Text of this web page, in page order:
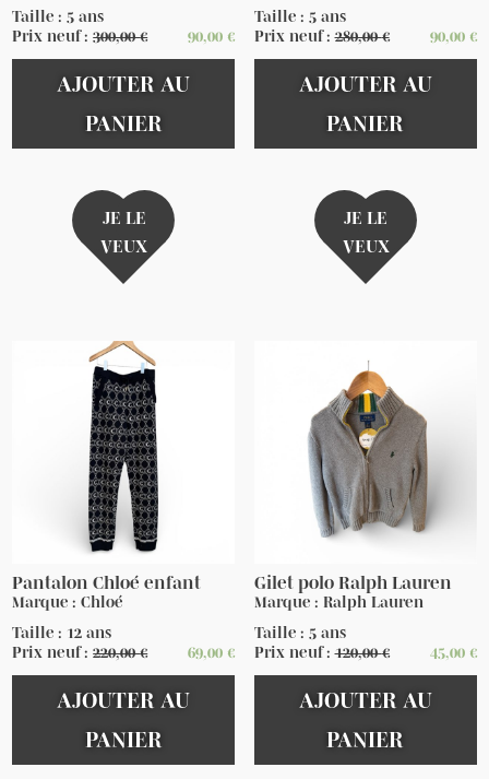
Taille : 5 ans
Prix neuf :300,00€ 90,00 €
AJOUTER AU
PANIER
JE LE
VEUX
Taille : 5 ans
Prix neuf :280,00€ 90,00 €
AJOUTER AU
PANIER
JE LE
VEUX
Pantalon Chloé enfant
Marque : Chloé
Taille : 12 ans
Prix neuf :220,00€ 69,00 €
AJOUTER AU
PANIER
Gilet polo Ralph Lauren
Marque : Ralph Lauren
Taille : 5 ans
Prix neuf :120,00€ 45,00 €
AJOUTER AU
PANIER